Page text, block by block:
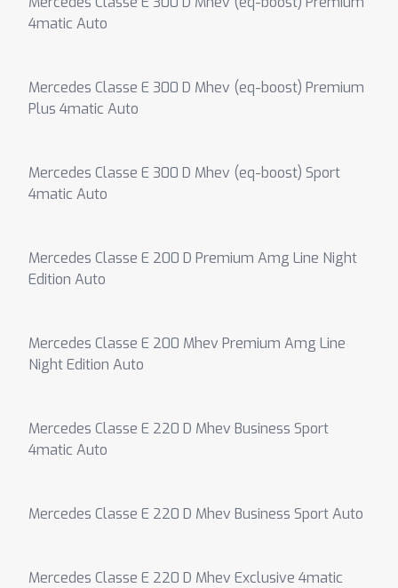
4matic Auto
Mercedes Classe E 300 D Mhev (eq-boost) Premium
Plus 4matic Auto
Mercedes Classe E 300 D Mhev (eq-boost) Sport
4matic Auto
Mercedes Classe E 200 D Premium Amg Line Night
Edition Auto
Mercedes Classe E 200 Mhev Premium Amg Line
Night Edition Auto
Mercedes Classe E 220 D Mhev Business Sport
4matic Auto
Mercedes Classe E 220 D Mhev Business Sport Auto
Mercedes Classe E 220 D Mhev Exclusive 4matic